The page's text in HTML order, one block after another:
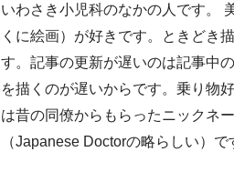
いわさき小児科のなかの人です。
くに絵画）が好きです。ときどき
す。記事の更新が遅いのは記事中
を描くのが遅いからです。乗り物
は昔の同僚からもらったニックネ
（Japanese Doctorの略らしい）で